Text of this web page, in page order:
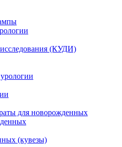
(КУДИ)
для новорожденных
(кувезы)